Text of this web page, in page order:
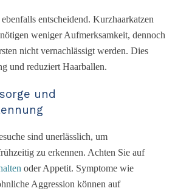
entscheidend. Kurzhaarkatzen
weniger Aufmerksamkeit, dennoch
nicht vernachlässigt werden. Dies
und reduziert Haarballen.
und
sind unerlässlich, um
zu erkennen. Achten Sie auf
oder Appetit. Symptome wie
Aggression können auf